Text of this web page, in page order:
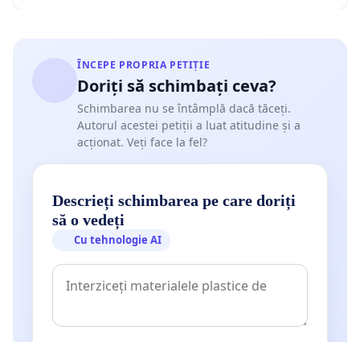
ÎNCEPE PROPRIA PETIȚIE
Doriți să schimbați ceva?
Schimbarea nu se întâmplă dacă tăceți.
Autorul acestei petiții a luat atitudine și a
acționat. Veți face la fel?
Descrieți schimbarea pe care doriți
să o vedeți
Cu tehnologie AI